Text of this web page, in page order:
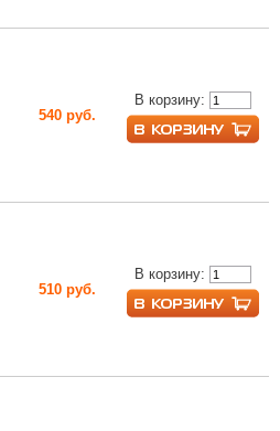
540 руб.
В корзину:
510 руб.
В корзину: